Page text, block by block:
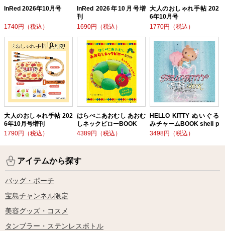
InRed 2026年10月号
1740円（税込）
InRed 2026年10月号増
刊
1690円（税込）
大人のおしゃれ手帖 202
6年10月号
1770円（税込）
大人のおしゃれ手帖 202
6年10月号増刊
1790円（税込）
はらぺこあおむし あおむ
しネックピローBOOK
4389円（税込）
HELLO KITTY ぬいぐる
みチャームBOOK shell p
earl ver.
3498円（税込）
アイテムから探す
バッグ・ポーチ
宝島チャンネル限定
美容グッズ・コスメ
タンブラー・ステンレスボトル